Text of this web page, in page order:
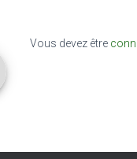
Vous devez être